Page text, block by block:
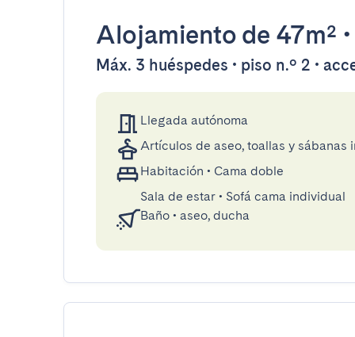
Alojamiento de 47m² •
Máx. 3 huéspedes • piso n.º 2 •
Llegada autónoma
Artículos de aseo, toallas y sábanas
Habitación • Cama doble
Sala de estar • Sofá cama individual
Baño • aseo, ducha